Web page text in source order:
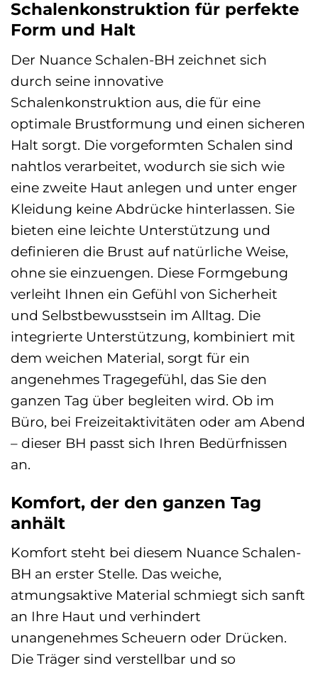
Schalenkonstruktion für perfekte
Form und Halt
Der Nuance Schalen-BH zeichnet sich
durch seine innovative
Schalenkonstruktion aus, die für eine
optimale Brustformung und einen sicheren
Halt sorgt. Die vorgeformten Schalen sind
nahtlos verarbeitet, wodurch sie sich wie
eine zweite Haut anlegen und unter enger
Kleidung keine Abdrücke hinterlassen. Sie
bieten eine leichte Unterstützung und
definieren die Brust auf natürliche Weise,
ohne sie einzuengen. Diese Formgebung
verleiht Ihnen ein Gefühl von Sicherheit
und Selbstbewusstsein im Alltag. Die
integrierte Unterstützung, kombiniert mit
dem weichen Material, sorgt für ein
angenehmes Tragegefühl, das Sie den
ganzen Tag über begleiten wird. Ob im
Büro, bei Freizeitaktivitäten oder am Abend
– dieser BH passt sich Ihren Bedürfnissen
an.
Komfort, der den ganzen Tag
anhält
Komfort steht bei diesem Nuance Schalen-
BH an erster Stelle. Das weiche,
atmungsaktive Material schmiegt sich sanft
an Ihre Haut und verhindert
unangenehmes Scheuern oder Drücken.
Die Träger sind verstellbar und so